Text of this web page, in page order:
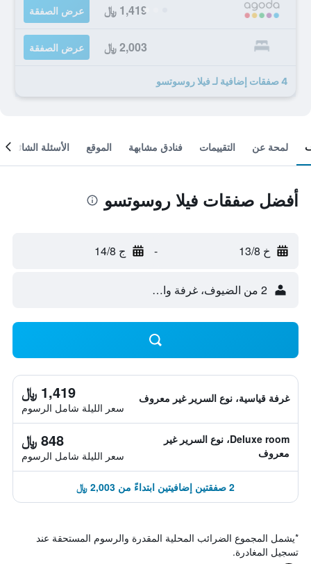
1,419 ﷼ عرض الصفقة
2,003 ﷼ عرض الصفقة
4 صفقات إضافية لـ فيلا روسوتسو
لمحة عن التقييمات فنادق مشابهة الموقع الأسئلة الشائعة
أفضل صفقات فيلا روسوتسو
خ 13/8 - ج 14/8
2 من الضيوف، غرفة واحدة
غرفة قياسية، نوع السرير غير معروف 1,419 ﷼
سعر الليلة شامل الرسوم
Deluxe room، نوع السرير غير
معروف
848 ﷼
سعر الليلة شامل الرسوم
2 صفقتين إضافيتين ابتداءً من 2,003 ﷼
*يشمل المجموع الضرائب المحلية المقدرة والرسوم المستحقة عند
تسجيل المغادرة.